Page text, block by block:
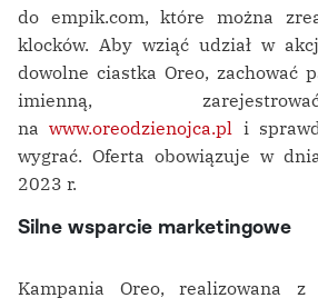
do empik.com, które można
klocków. Aby wziąć udział w
dowolne ciastka Oreo, zachować
imienną,
nawww.oreodzienojca.pl i
wygrać. Oferta obowiązuje w
2023 r.
Silne wsparcie marketingowe
Kampania Oreo, realizowana